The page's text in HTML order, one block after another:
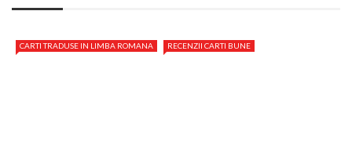
CARTI TRADUSE IN LIMBA ROMANA RECENZII CARTI BUNE